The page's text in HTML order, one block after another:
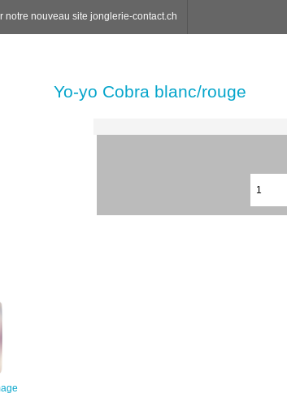
notre nouveau site jonglerie-contact.ch
Yo-yo Cobra blanc/rouge